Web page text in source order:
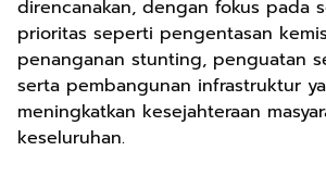
direncanakan, dengan fokus pada
prioritas seperti pengentasan
penanganan stunting, penguatan
serta pembangunan infrastruktur
meningkatkan kesejahteraan
keseluruhan.